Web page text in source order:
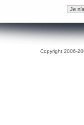
Copyright 2006-